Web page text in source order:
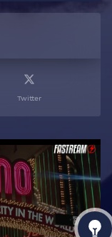
Twitter